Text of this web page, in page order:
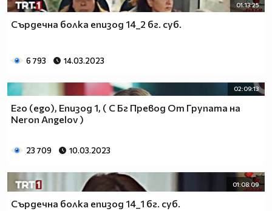
01:13:25
Сърдечна болка епизод 14_2 бг. суб.
6 793 14.03.2023
02:09:13
Его (ego), Епизод 1, ( С Бг Превод От Групата на
Neron Angelov )
23 709 10.03.2023
01:08:09
Сърдечна болка епизод 14_1 бг. суб.